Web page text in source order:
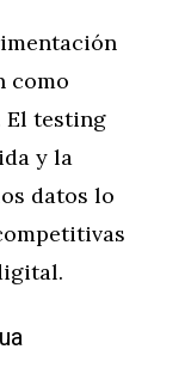
como
El testing
y la
datos lo